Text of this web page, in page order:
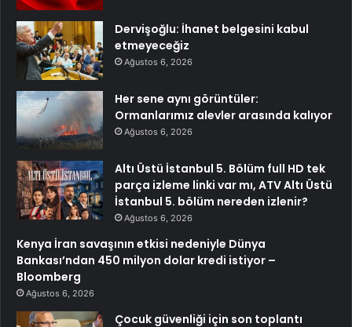
Dervişoğlu: İhanet belgesini kabul
etmeyeceğiz
Ağustos 6, 2026
Her sene aynı görüntüler:
Ormanlarımız alevler arasında kalıyor
Ağustos 6, 2026
Altı Üstü İstanbul 5. Bölüm full HD tek
parça izleme linki var mı, ATV Altı Üstü
İstanbul 5. bölüm nereden izlenir?
Ağustos 6, 2026
Kenya İran savaşının etkisi nedeniyle Dünya
Bankası’ndan 450 milyon dolar kredi istiyor –
Bloomberg
Ağustos 6, 2026
Çocuk güvenliği için son toplantı